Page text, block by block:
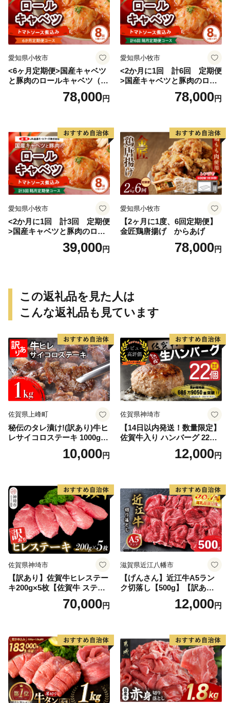
愛知県小牧市
<6ヶ月定期便>国産キャベツ
と豚肉のロールキャベツ（4P
78,000円
愛知県小牧市
<2か月に1回 計6回 定期便
>国産キャベツと豚肉のロー
ルキャベツ（4P入り）
78,000円
愛知県小牧市
<2か月に1回 計3回 定期便
>国産キャベツと豚肉のロー
ルキャベツ（4P入り）
39,000円
愛知県小牧市
【2ヶ月に1度、6回定期便】
金匠鶏唐揚げ からあげ
78,000円
この返礼品を見た人は
こんな返礼品も見ています
佐賀県上峰町
秘伝のタレ漬け!(訳あり)牛ヒ
レサイコロステーキ 1000g
10,000円
佐賀県神埼市
【14日以内発送！数量限定】
佐賀牛入り ハンバーグ 22個
2.6kg(120g×22個)【佐賀牛
黒毛和牛 ブランド牛 九州 ハ
気】(H083106)
12,000円
佐賀県神埼市
【訳あり】佐賀牛ヒレステー
キ200g×5枚【佐賀牛 ステー
キ ブランド肉 ヒレ肉 フィレ
肉 ジューシー ヘルシー】(H0
70,000円
滋賀県近江八幡市
【げんさん】近江牛A5ラン
ク切落し【500g】【訳あり】
12,000円